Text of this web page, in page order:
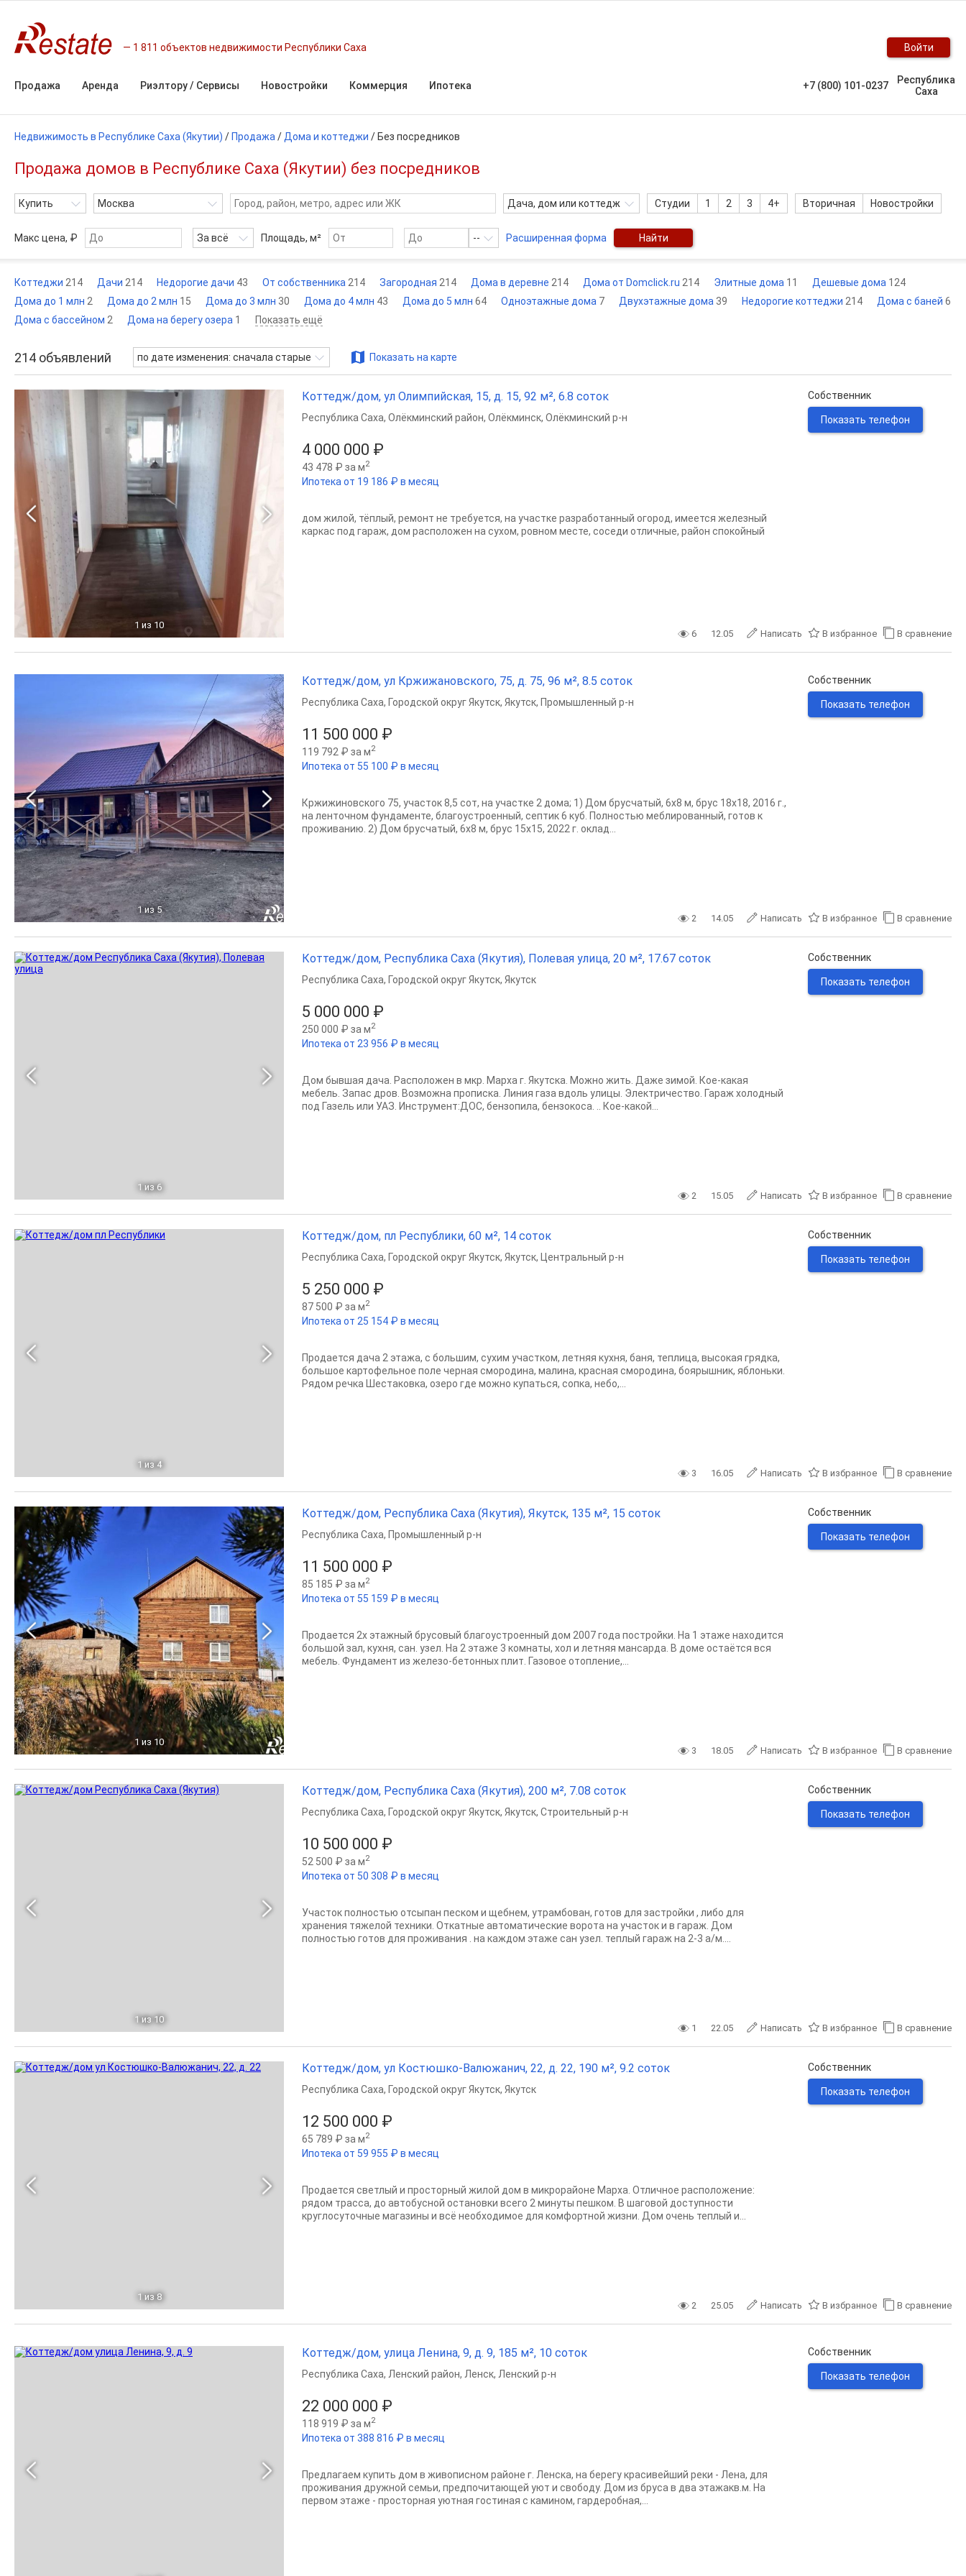
1 811 объектов недвижимости Республики Саха Войти
Продажа Аренда Риэлтору / Сервисы Новостройки Коммерция Ипотека +7 (800) 101-0237
Республика
Саха
Недвижимость в Республике Саха (Якутии) / Продажа / Дома и коттеджи / Без посредников
Продажа домов в Республике Саха (Якутии) без посредников
Купить Москва Дача, дом или коттедж Студии 1 2 3 4+ Вторичная Новостройки
Макс цена, ₽ За всё Площадь, м² -- Расширенная форма Найти
Коттеджи 214 Дачи 214 Недорогие дачи 43 От собственника 214 Загородная 214 Дома в деревне 214 Дома от Domclick.ru 214 Элитные дома 11 Дешевые дома 124
Дома до 1 млн 2 Дома до 2 млн 15 Дома до 3 млн 30 Дома до 4 млн 43 Дома до 5 млн 64 Одноэтажные дома 7 Двухэтажные дома 39 Недорогие коттеджи 214 Дома с баней 6
Дома с бассейном 2 Дома на берегу озера 1 Показать ещё
214 объявлений по дате изменения: сначала старые Показать на карте
1 из 10
Коттедж/дом, ул Олимпийская, 15, д. 15, 92 м², 6.8 соток
4 000 000 ₽
43 478 ₽ за м2
Ипотека от 19 186 ₽ в месяц
Республика Саха, Олёкминский район, Олёкминск, Олёкминский р-н
дом жилой, тёплый, ремонт не требуется, на участке разработанный огород, имеется железный
каркас под гараж, дом расположен на сухом, ровном месте, соседи отличные, район спокойный
Собственник
Показать телефон
6 12.05 Написать В избранное В сравнение
1 из 5
Коттедж/дом, ул Кржижановского, 75, д. 75, 96 м², 8.5 соток
11 500 000 ₽
119 792 ₽ за м2
Ипотека от 55 100 ₽ в месяц
Республика Саха, Городской округ Якутск, Якутск, Промышленный р-н
Кржижиновского 75, участок 8,5 сот, на участке 2 дома; 1) Дом брусчатый, 6х8 м, брус 18х18, 2016 г.,
на ленточном фундаменте, благоустроенный, септик 6 куб. Полностью меблированный, готов к
проживанию. 2) Дом брусчатый, 6х8 м, брус 15х15, 2022 г. оклад...
Собственник
Показать телефон
2 14.05 Написать В избранное В сравнение
1 из 6
Коттедж/дом, Республика Саха (Якутия), Полевая улица, 20 м², 17.67 соток
5 000 000 ₽
250 000 ₽ за м2
Ипотека от 23 956 ₽ в месяц
Республика Саха, Городской округ Якутск, Якутск
Дом бывшая дача. Расположен в мкр. Марха г. Якутска. Можно жить. Даже зимой. Кое-какая
мебель. Запас дров. Возможна прописка. Линия газа вдоль улицы. Электричество. Гараж холодный
под Газель или УАЗ. Инструмент:ДОС, бензопила, бензокоса. .. Кое-какой...
Собственник
Показать телефон
2 15.05 Написать В избранное В сравнение
1 из 4
Коттедж/дом, пл Республики, 60 м², 14 соток
5 250 000 ₽
87 500 ₽ за м2
Ипотека от 25 154 ₽ в месяц
Республика Саха, Городской округ Якутск, Якутск, Центральный р-н
Продается дача 2 этажа, с большим, сухим участком, летняя кухня, баня, теплица, высокая грядка,
большое картофельное поле черная смородина, малина, красная смородина, боярышник, яблоньки.
Рядом речка Шестаковка, озеро где можно купаться, сопка, небо,...
Собственник
Показать телефон
3 16.05 Написать В избранное В сравнение
1 из 10
Коттедж/дом, Республика Саха (Якутия), Якутск, 135 м², 15 соток
11 500 000 ₽
85 185 ₽ за м2
Ипотека от 55 159 ₽ в месяц
Республика Саха, Промышленный р-н
Продается 2х этажный брусовый благоустроенный дом 2007 года постройки. На 1 этаже находится
большой зал, кухня, сан. узел. На 2 этаже 3 комнаты, хол и летняя мансарда. В доме остаётся вся
мебель. Фундамент из железо-бетонных плит. Газовое отопление,...
Собственник
Показать телефон
3 18.05 Написать В избранное В сравнение
1 из 10
Коттедж/дом, Республика Саха (Якутия), 200 м², 7.08 соток
10 500 000 ₽
52 500 ₽ за м2
Ипотека от 50 308 ₽ в месяц
Республика Саха, Городской округ Якутск, Якутск, Строительный р-н
Участок полностью отсыпан песком и щебнем, утрамбован, готов для застройки , либо для
хранения тяжелой техники. Откатные автоматические ворота на участок и в гараж. Дом
полностью готов для проживания . на каждом этаже сан узел. теплый гараж на 2-3 а/м....
Собственник
Показать телефон
1 22.05 Написать В избранное В сравнение
1 из 8
Коттедж/дом, ул Костюшко-Валюжанич, 22, д. 22, 190 м², 9.2 соток
12 500 000 ₽
65 789 ₽ за м2
Ипотека от 59 955 ₽ в месяц
Республика Саха, Городской округ Якутск, Якутск
Продается светлый и просторный жилой дом в микрорайоне Марха. Отличное расположение:
рядом трасса, до автобусной остановки всего 2 минуты пешком. В шаговой доступности
круглосуточные магазины и всё необходимое для комфортной жизни. Дом очень теплый и...
Собственник
Показать телефон
2 25.05 Написать В избранное В сравнение
Коттедж/дом, улица Ленина, 9, д. 9, 185 м², 10 соток
22 000 000 ₽
118 919 ₽ за м2
Ипотека от 388 816 ₽ в месяц
Республика Саха, Ленский район, Ленск, Ленский р-н
Предлагаем купить дом в живописном районе г. Ленска, на берегу красивейший реки - Лена, для
проживания дружной семьи, предпочитающей уют и свободу. Дом из бруса в два этажакв.м. На
первом этаже - просторная уютная гостиная с камином, гардеробная,...
Собственник
Показать телефон